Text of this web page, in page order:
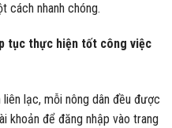
cách nhanh chóng.
tục thực hiện tốt công việc
lạc, mỗi nông dân đều được
khoản để đăng nhập vào trang